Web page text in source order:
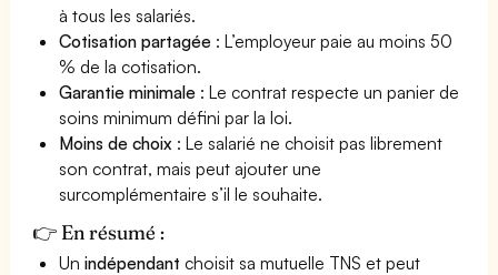
à tous les salariés.
Cotisation partagée : L’employeur paie au moins 50
% de la cotisation.
Garantie minimale : Le contrat respecte un panier de
soins minimum défini par la loi.
Moins de choix : Le salarié ne choisit pas librement
son contrat, mais peut ajouter une
surcomplémentaire s’il le souhaite.
👉 En résumé :
Unindépendant choisit sa mutuelle TNS et peut